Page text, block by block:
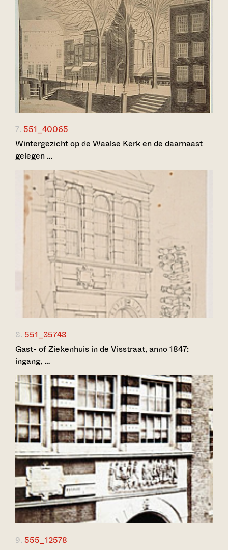
7. 551_40065
Wintergezicht op de Waalse Kerk en de daarnaast
gelegen …
8. 551_35748
Gast- of Ziekenhuis in de Visstraat, anno 1847:
ingang, …
9. 555_12578